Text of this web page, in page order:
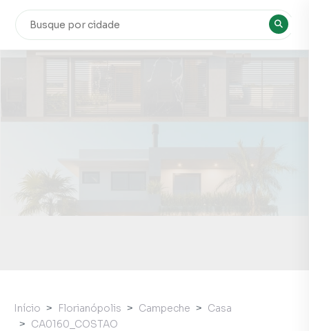
Início Florianópolis Campeche
Casa
CA0160_COSTAO